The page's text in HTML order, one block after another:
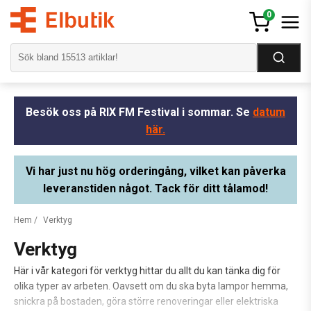
0
Besök oss på RIX FM Festival i sommar. Se datum
här.
Vi har just nu hög orderingång, vilket kan påverka
leveranstiden något. Tack för ditt tålamod!
Hem / Verktyg
Verktyg
Här i vår kategori för verktyg hittar du allt du kan tänka dig för
olika typer av arbeten. Oavsett om du ska byta lampor hemma,
snickra på bostaden, göra större renoveringar eller elektriska